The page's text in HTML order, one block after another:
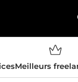
Meilleurs